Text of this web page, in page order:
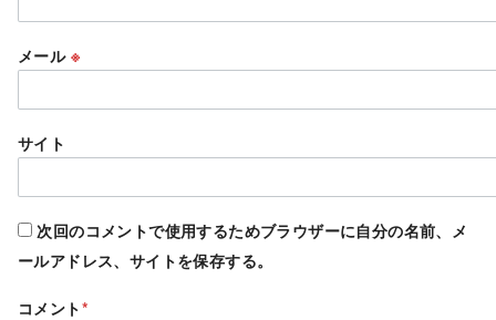
メール ※
サイト
次回のコメントで使用するためブラウザーに自分の名前、メ
ールアドレス、サイトを保存する。
コメント*